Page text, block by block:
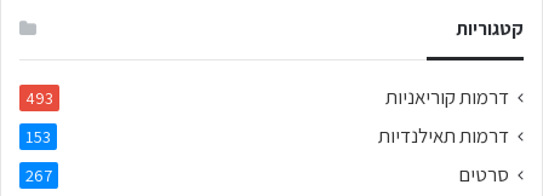
קטגוריות
דרמות קוריאניות 493
דרמות תאילנדיות 153
סרטים 267